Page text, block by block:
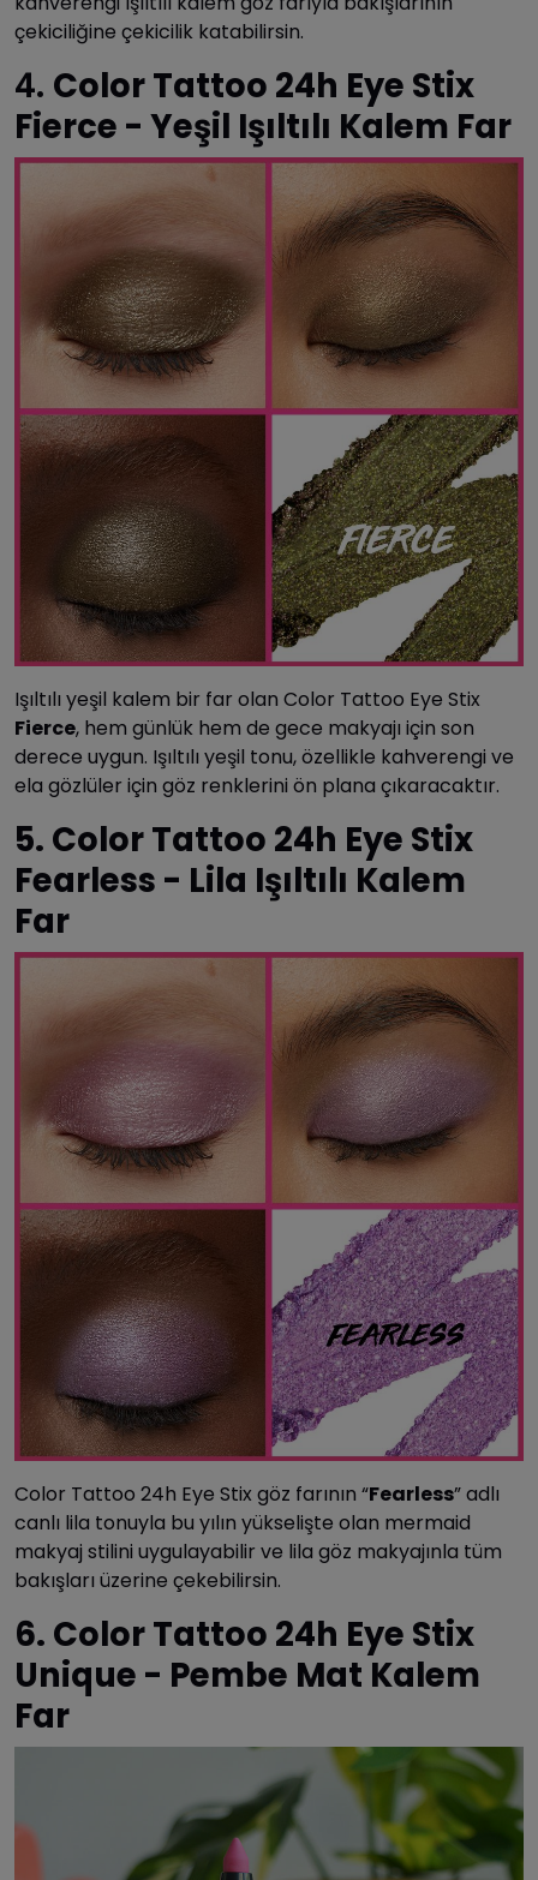
çekiciliğine çekicilik katabilirsin.
4. Color Tattoo 24h Eye Stix
Fierce - Yeşil Işıltılı Kalem Far
Işıltılı yeşil kalem bir far olan Color Tattoo Eye Stix
Fierce, hem günlük hem de gece makyajı için son
derece uygun. Işıltılı yeşil tonu, özellikle kahverengi ve
ela gözlüler için göz renklerini ön plana çıkaracaktır.
5. Color Tattoo 24h Eye Stix
Fearless - Lila Işıltılı Kalem
Far
Color Tattoo 24h Eye Stix göz farının “Fearless” adlı
canlı lila tonuyla bu yılın yükselişte olan mermaid
makyaj stilini uygulayabilir ve lila göz makyajınla tüm
bakışları üzerine çekebilirsin.
6. Color Tattoo 24h Eye Stix
Unique - Pembe Mat Kalem
Far